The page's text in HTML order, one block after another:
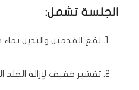
الجلسة تشمل:
نقع القدمين واليدين بماء
تقشير خفيف لإزالة الجلد